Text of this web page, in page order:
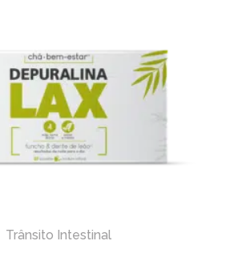
Trânsito Intestinal